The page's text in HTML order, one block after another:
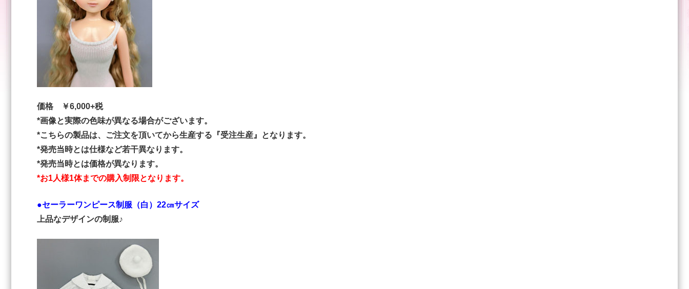
価格 ￥6,000+税
*画像と実際の色味が異なる場合がございます。
*こちらの製品は、ご注文を頂いてから生産する『受注生産』となります。
*発売当時とは仕様など若干異なります。
*発売当時とは価格が異なります。
*お1人様1体までの購入制限となります。
●セーラーワンピース制服（白）22㎝サイズ
上品なデザインの制服♪